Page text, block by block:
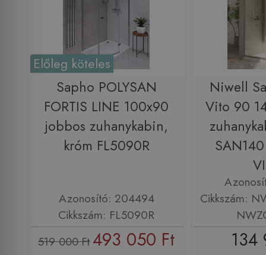
Előleg köteles
Sapho POLYSAN
FORTIS LINE 100x90
jobbos zuhanykabin,
króm FL5090R
Azonosító: 204494
Cikkszám: FL5090R
519 000 Ft493 050 Ft
Niwell
Vito 90
Cikkszám:
134